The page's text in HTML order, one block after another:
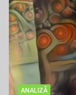
ANALIZĂ